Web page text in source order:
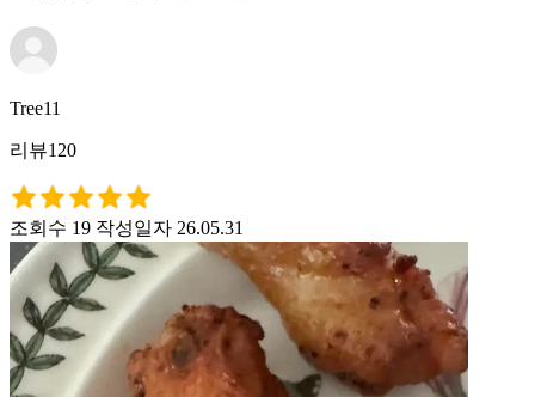
Tree11
리뷰120
조회수 19 작성일자 26.05.31